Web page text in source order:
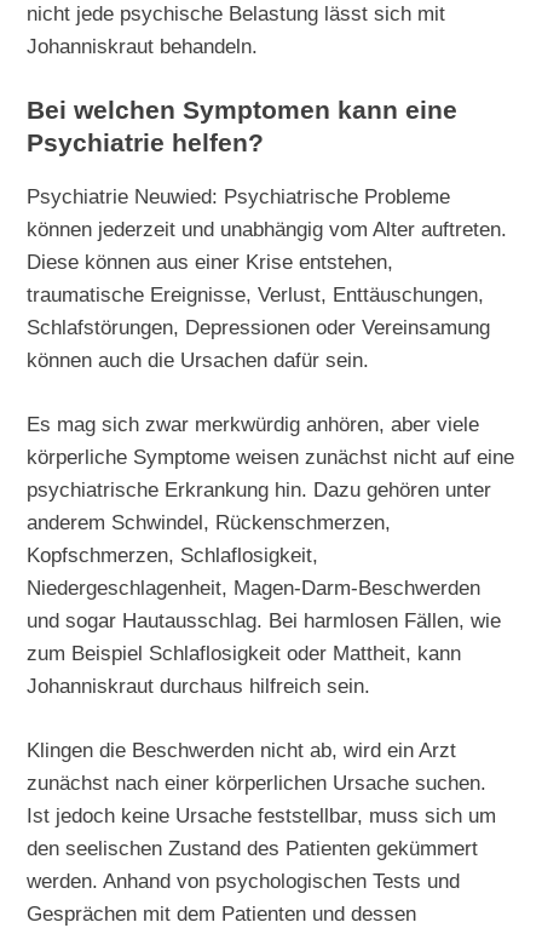
nicht jede psychische Belastung lässt sich mit
Johanniskraut behandeln.
Bei welchen Symptomen kann eine
Psychiatrie helfen?
Psychiatrie Neuwied: Psychiatrische Probleme
können jederzeit und unabhängig vom Alter auftreten.
Diese können aus einer Krise entstehen,
traumatische Ereignisse, Verlust, Enttäuschungen,
Schlafstörungen, Depressionen oder Vereinsamung
können auch die Ursachen dafür sein.
Es mag sich zwar merkwürdig anhören, aber viele
körperliche Symptome weisen zunächst nicht auf eine
psychiatrische Erkrankung hin. Dazu gehören unter
anderem Schwindel, Rückenschmerzen,
Kopfschmerzen, Schlaflosigkeit,
Niedergeschlagenheit, Magen-Darm-Beschwerden
und sogar Hautausschlag. Bei harmlosen Fällen, wie
zum Beispiel Schlaflosigkeit oder Mattheit, kann
Johanniskraut durchaus hilfreich sein.
Klingen die Beschwerden nicht ab, wird ein Arzt
zunächst nach einer körperlichen Ursache suchen.
Ist jedoch keine Ursache feststellbar, muss sich um
den seelischen Zustand des Patienten gekümmert
werden. Anhand von psychologischen Tests und
Gesprächen mit dem Patienten und dessen